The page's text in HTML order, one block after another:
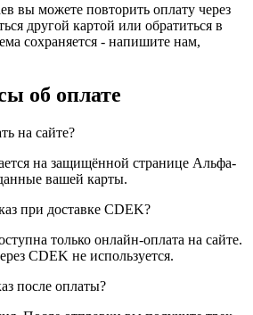
вы можете повторить оплату через
другой картой или обратиться в
сохраняется - напишите нам,
об оплате
на сайте?
на защищённой странице Альфа-
вашей карты.
при доставке CDEK?
только онлайн-оплата на сайте.
CDEK не используется.
после оплаты?